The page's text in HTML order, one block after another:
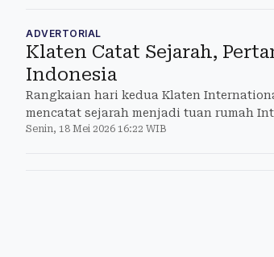
ADVERTORIAL
Klaten Catat Sejarah,
Indonesia
Rangkaian hari kedua Klaten
mencatat sejarah menjadi tuan rumah
(ICHC)
Senin, 18 Mei 2026 16:22 WIB